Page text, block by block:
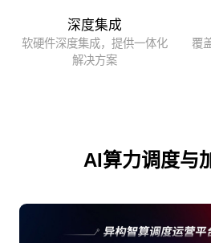
深度集成
软硬件深度集成，提供一体化
解决方案
覆
AI算力调度与